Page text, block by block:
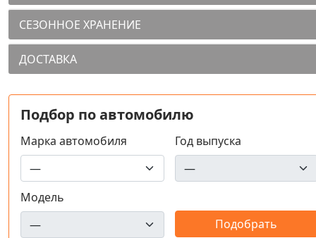
СЕЗОННОЕ ХРАНЕНИЕ
ДОСТАВКА
Подбор по автомобилю
Марка автомобиля Год выпуска
Модель